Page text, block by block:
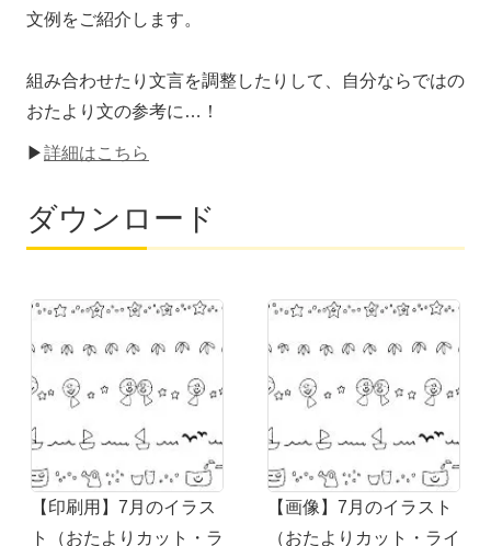
文例をご紹介します。
組み合わせたり文言を調整したりして、自分ならではの
おたより文の参考に…！
▶詳細はこちら
ダウンロード
【印刷用】7月のイラス
ト（おたよりカット・ラ
【画像】7月のイラスト
（おたよりカット・ライ